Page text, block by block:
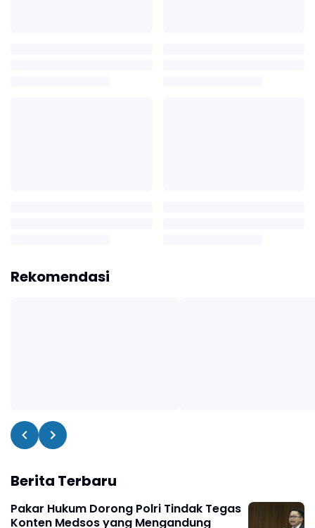
Rekomendasi
Berita Terbaru
Pakar Hukum Dorong Polri Tindak Tegas
Konten Medsos yang Mengandung